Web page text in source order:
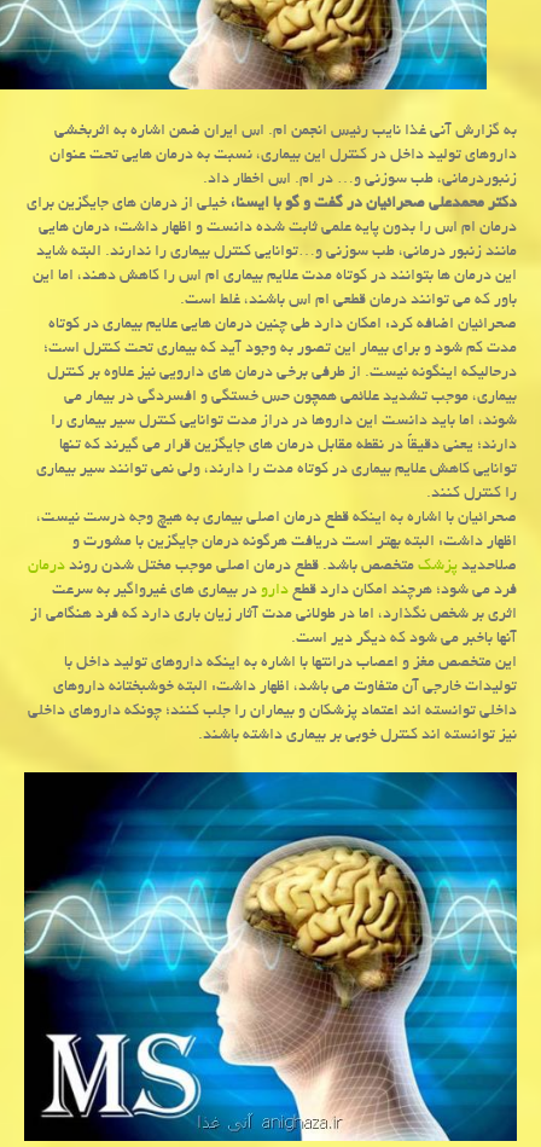
به گزارش آنی غذا نایب رئیس انجمن ام. اس ایران ضمن اشاره به اثربخشی
داروهای تولید داخل در كنترل این بیماری، نسبت به درمان هایی تحت عنوان
زنبوردرمانی، طب سوزنی و… در ام. اس اخطار داد.
دكتر محمدعلی صحرائیان در گفت و گو با ایسنا،خیلی از درمان های جایگزین برای
درمان ام اس را بدون پایه علمی ثابت شده دانست و اظهار داشت: درمان هایی
مانند زنبور درمانی، طب سوزنی و…توانایی كنترل بیماری را ندارند. البته شاید
این درمان ها بتوانند در كوتاه مدت علایم بیماری ام اس را كاهش دهند، اما این
باور كه می توانند درمان قطعی ام اس باشند، غلط است.
صحرائیان اضافه كرد: امكان دارد طی چنین درمان هایی علایم بیماری در كوتاه
مدت كم شود و برای بیمار این تصور به وجود آید كه بیماری تحت كنترل است؛
درحالیكه اینگونه نیست. از طرفی برخی درمان های دارویی نیز علاوه بر كنترل
بیماری، موجب تشدید علائمی همچون حس خستگی و افسردگی در بیمار می
شوند، اما باید دانست این داروها در دراز مدت توانایی كنترل سیر بیماری را
دارند؛ یعنی دقیقاً در نقطه مقابل درمان های جایگزین قرار می گیرند كه تنها
توانایی كاهش علایم بیماری در كوتاه مدت را دارند، ولی نمی توانند سیر بیماری
را كنترل كنند.
صحرائیان با اشاره به اینكه قطع درمان اصلی بیماری به هیچ وجه درست نیست،
اظهار داشت: البته بهتر است دریافت هرگونه درمان جایگزین با مشورت و
صلاحدیدپزشكمتخصص باشد. قطع درمان اصلی موجب مختل شدن رونددرمان
فرد می شود؛ هرچند امكان دارد قطعدارودر بیماری های غیرواگیر به سرعت
اثری بر شخص نگذارد، اما در طولانی مدت آثار زیان باری دارد كه فرد هنگامی از
آنها باخبر می شود كه دیگر دیر است.
این متخصص مغز و اعصاب درانتها با اشاره به اینكه داروهای تولید داخل با
تولیدات خارجی آن متفاوت می باشد، اظهار داشت: البته خوشبختانه داروهای
داخلی توانسته اند اعتماد پزشكان و بیماران را جلب كنند؛ چونكه داروهای داخلی
نیز توانسته اند كنترل خوبی بر بیماری داشته باشند.